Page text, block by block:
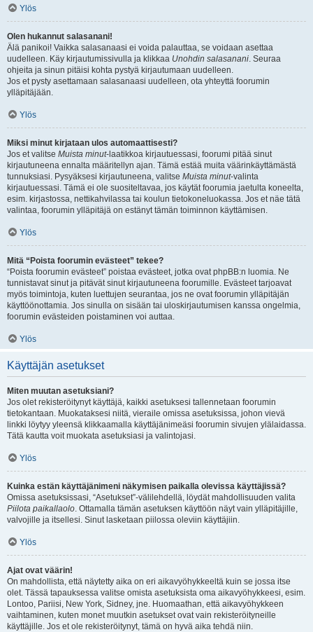
Ylös
Olen hukannut salasanani!
Älä panikoi! Vaikka salasanaasi ei voida palauttaa, se voidaan asettaa
uudelleen. Käy kirjautumissivulla ja klikkaa Unohdin salasanani. Seuraa
ohjeita ja sinun pitäisi kohta pystyä kirjautumaan uudelleen.
Jos et pysty asettamaan salasanaasi uudelleen, ota yhteyttä foorumin
ylläpitäjään.
Ylös
Miksi minut kirjataan ulos automaattisesti?
Jos et valitse Muista minut-laatikkoa kirjautuessasi, foorumi pitää sinut
kirjautuneena ennalta määritellyn ajan. Tämä estää muita väärinkäyttämästä
tunnuksiasi. Pysyäksesi kirjautuneena, valitse Muista minut-valinta
kirjautuessasi. Tämä ei ole suositeltavaa, jos käytät foorumia jaetulta koneelta,
esim. kirjastossa, nettikahvilassa tai koulun tietokoneluokassa. Jos et näe tätä
valintaa, foorumin ylläpitäjä on estänyt tämän toiminnon käyttämisen.
Ylös
Mitä “Poista foorumin evästeet” tekee?
“Poista foorumin evästeet” poistaa evästeet, jotka ovat phpBB:n luomia. Ne
tunnistavat sinut ja pitävät sinut kirjautuneena foorumille. Evästeet tarjoavat
myös toimintoja, kuten luettujen seurantaa, jos ne ovat foorumin ylläpitäjän
käyttöönottamia. Jos sinulla on sisään tai uloskirjautumisen kanssa ongelmia,
foorumin evästeiden poistaminen voi auttaa.
Ylös
Käyttäjän asetukset
Miten muutan asetuksiani?
Jos olet rekisteröitynyt käyttäjä, kaikki asetuksesi tallennetaan foorumin
tietokantaan. Muokataksesi niitä, vieraile omissa asetuksissa, johon vievä
linkki löytyy yleensä klikkaamalla käyttäjänimeäsi foorumin sivujen ylälaidassa.
Tätä kautta voit muokata asetuksiasi ja valintojasi.
Ylös
Kuinka estän käyttäjänimeni näkymisen paikalla olevissa käyttäjissä?
Omissa asetuksissasi, “Asetukset”-välilehdellä, löydät mahdollisuuden valita
Piilota paikallaolo. Ottamalla tämän asetuksen käyttöön näyt vain ylläpitäjille,
valvojille ja itsellesi. Sinut lasketaan piilossa oleviin käyttäjiin.
Ylös
Ajat ovat väärin!
On mahdollista, että näytetty aika on eri aikavyöhykkeeltä kuin se jossa itse
olet. Tässä tapauksessa valitse omista asetuksista oma aikavyöhykkeesi, esim.
Lontoo, Pariisi, New York, Sidney, jne. Huomaathan, että aikavyöhykkeen
vaihtaminen, kuten monet muutkin asetukset ovat vain rekisteröityneille
käyttäjille. Jos et ole rekisteröitynyt, tämä on hyvä aika tehdä niin.